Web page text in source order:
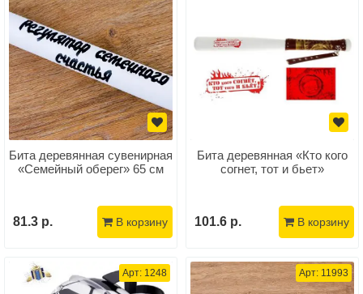
Бита деревянная сувенирная
«Семейный оберег» 65 см
81.3 р. В корзину
Бита деревянная «Кто кого
согнет, тот и бьет»
101.6 р. В корзину
Арт: 1248 Арт: 11993